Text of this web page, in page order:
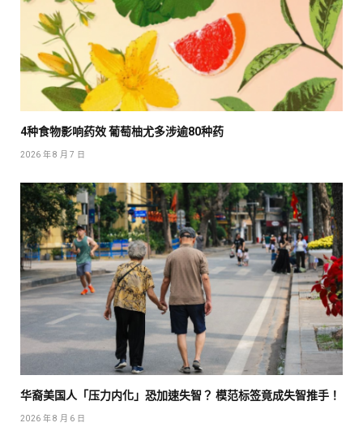
4种食物影响药效 葡萄柚尤多涉逾80种药
2026 年 8 月 7 日
华裔美国人「压力内化」恐加速失智？ 模范标签竟成失智推手！
2026 年 8 月 6 日